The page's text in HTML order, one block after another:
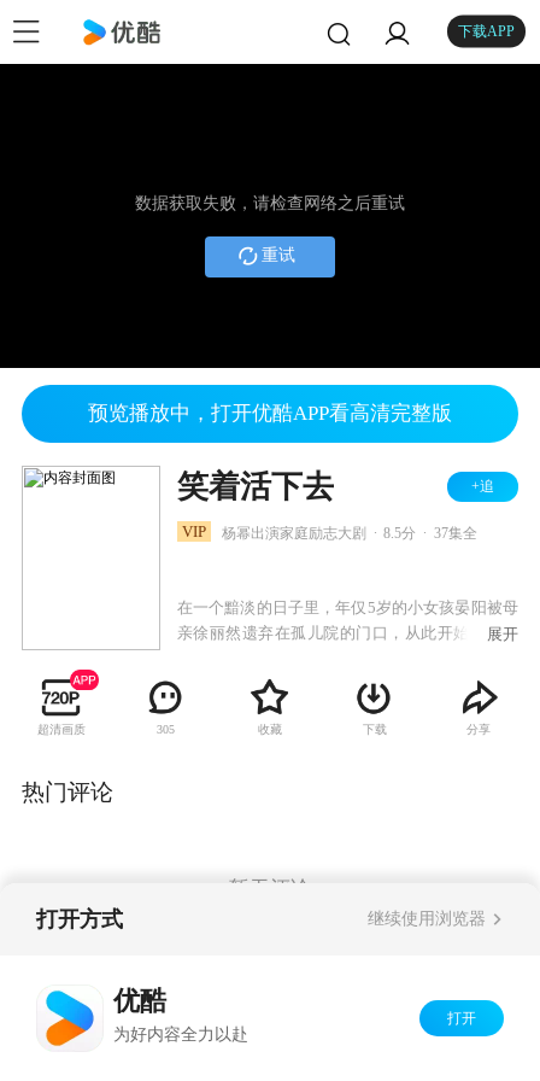
下载APP
数据获取失败，请检查网络之后重试
重试
预览播放中，打开优酷APP看高清完整版
笑着活下去 +追
VIP 杨幂出演家庭励志大剧 8.5分 37集全
在一个黯淡的日子里，年仅5岁的小女孩晏阳被母
亲徐丽然遗弃在孤儿院的门口，从此开始了她坎
留，但是受尽了养父和哥哥的欺负。好不容易见
到了亲生母亲，结果发现母亲已经有了自己的家
庭。时光荏苒，晏阳已出落成亭亭玉立的大姑
展开
超清画质 305 收藏 下载 分享
热门评论
暂无评论
打开方式 继续使用浏览器
优酷
为好内容全力以赴
打开